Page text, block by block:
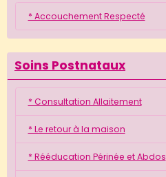
* Accouchement Respecté
Soins Postnataux
* Consultation Allaitement
* Le retour à la maison
* Rééducation Périnée et Abdos